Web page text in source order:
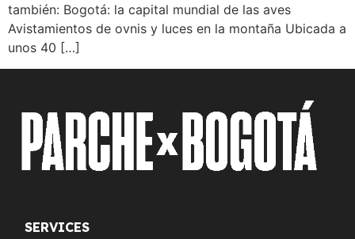
también: Bogotá: la capital mundial de las aves
Avistamientos de ovnis y luces en la montaña Ubicada a
unos 40 […]
SERVICES